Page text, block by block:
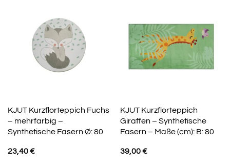
KJUT Kurzflorteppich Fuchs
– mehrfarbig –
Synthetische Fasern Ø: 80
23,40€
KJUT Kurzflorteppich
Giraffen – Synthetische
Fasern – Maße (cm): B: 80
39,00€